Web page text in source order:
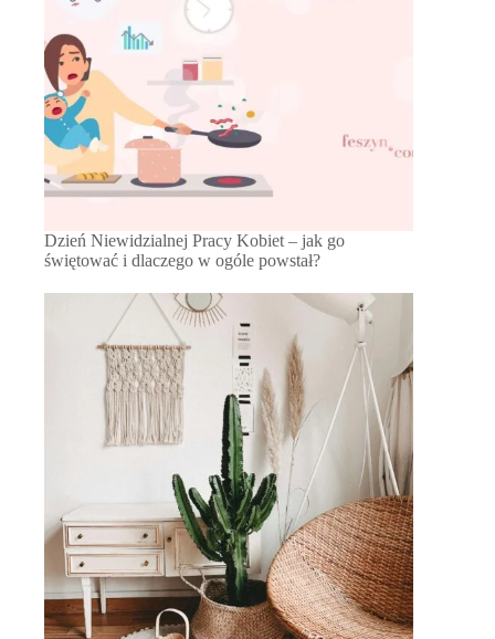
Dzień Niewidzialnej Pracy Kobiet – jak go
świętować i dlaczego w ogóle powstał?